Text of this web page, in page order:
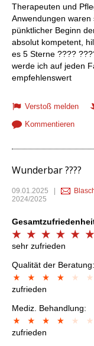
Therapeuten und
Anwendungen
pünktlicher Beginn
absolut kompetent,
es 5 Sterne ????
werde ich auf jeden
empfehlenswert
Verstoß melden
Kommentieren
Wunderbar ????
09.01.2025
2024/2025
sehr zufrieden
Qualität der Beratung:
zufrieden
Mediz. Behandlung:
zufrieden